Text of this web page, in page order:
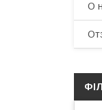
О